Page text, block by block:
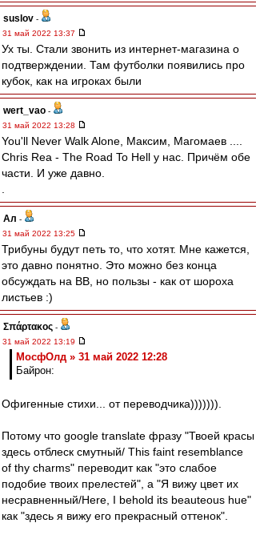
suslov -
31 май 2022 13:37
Ух ты. Стали звонить из интернет-магазина о
подтверждении. Там футболки появились про
кубок, как на игроках были
wert_vao -
31 май 2022 13:28
You'll Never Walk Alone, Максим, Магомаев ....
Chris Rea - The Road To Hell у нас. Причём обе
части. И уже давно.
Ал -
31 май 2022 13:25
Трибуны будут петь то, что хотят. Мне кажется,
это давно понятно. Это можно без конца
обсуждать на ВВ, но пользы - как от шороха
листьев :)
Σπάρτακος -
31 май 2022 13:19
МосфОлд » 31 май 2022 12:28
Байрон:
Офигенные стихи... от переводчика))))))).
Потому что google translate фразу "Твоей красы
здесь отблеск смутный/ This faint resemblance
of thy charms" переводит как "это слабое
подобие твоих прелестей", а "Я вижу цвет их
несравненный/Here, I behold its beauteous hue"
как "здесь я вижу его прекрасный оттенок".